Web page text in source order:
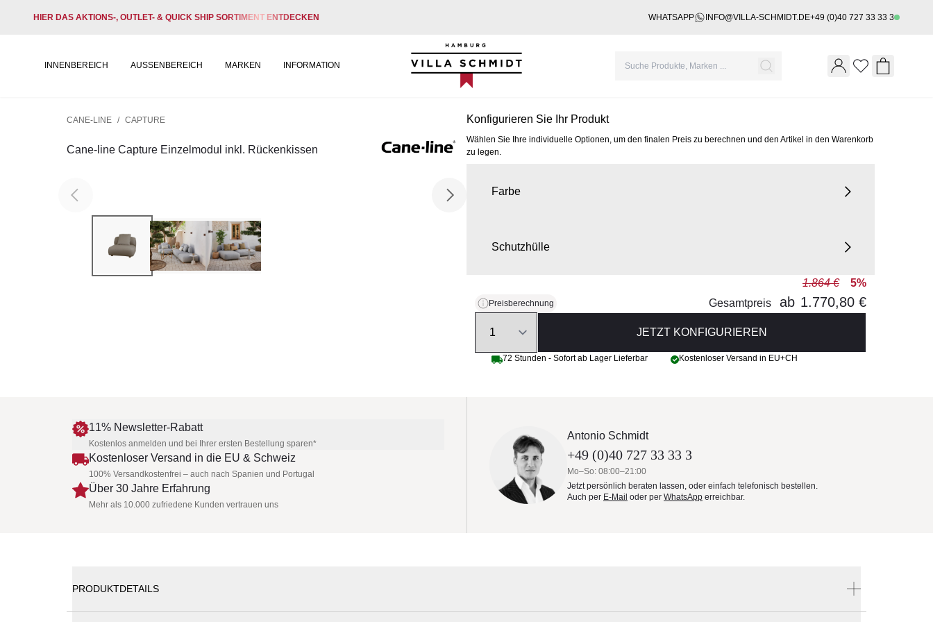
HIER DAS AKTIONS-, OUTLET- & QUICK SHIP SORTIMENT ENTDECKEN WHATSAPP INFO@VILLA-SCHMIDT.DE+49 (0)40 727 33 33 3
INNENBEREICH AUSSENBEREICH MARKEN INFORMATION
Villa Schmidt
Wishlist
CANE-LINE / CAPTURE
Cane-line Capture Einzelmodul inkl. Rückenkissen
Konfigurieren Sie Ihr Produkt
Wählen Sie Ihre individuelle Optionen, um den finalen Preis zu berechnen und den Artikel in den Warenkorb
zu legen.
Farbe
Schutzhülle
Preisberechnung
1.864 €
5%
Gesamtpreis
ab 1.770,80 €
JETZT KONFIGURIEREN
72 Stunden - Sofort ab Lager Lieferbar Kostenloser Versand in EU+CH
11% Newsletter-Rabatt
Kostenlos anmelden und bei Ihrer ersten Bestellung sparen*
Kostenloser Versand in die EU & Schweiz
100% Versandkostenfrei – auch nach Spanien und Portugal
Über 30 Jahre Erfahrung
Mehr als 10.000 zufriedene Kunden vertrauen uns
Antonio Schmidt
+49 (0)40 727 33 33 3
Mo–So: 08:00–21:00
Jetzt persönlich beraten lassen, oder einfach telefonisch bestellen.
Auch per E-Mail oder per WhatsApp erreichbar.
PRODUKTDETAILS